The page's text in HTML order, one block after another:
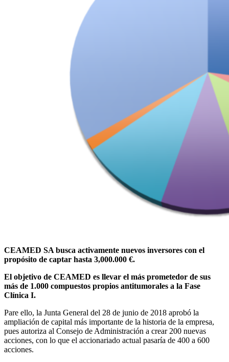
CEAMED SA busca activamente nuevos inversores con el
propósito de captar hasta 3,000.000 €.
El objetivo de CEAMED es llevar el más prometedor de sus
más de 1.000 compuestos propios antitumorales a la Fase
Clínica I.
Pare ello, la Junta General del 28 de junio de 2018 aprobó la
ampliación de capital más importante de la historia de la empresa,
pues autoriza al Consejo de Administración a crear 200 nuevas
acciones, con lo que el accionariado actual pasaría de 400 a 600
acciones.